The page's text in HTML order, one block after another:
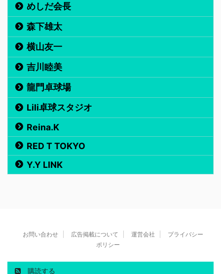
めしだ会長
森下雄太
横山友一
吉川睦美
龍門卓球場
Lili卓球スタジオ
Reina.K
RED T TOKYO
Y.Y LINK
お問い合わせ 広告掲載について 運営会社
プライバシー
ポリシー
購読する